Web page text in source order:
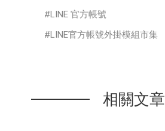
LINE 官方帳號
LINE官方帳號外掛模組市集
相關文章